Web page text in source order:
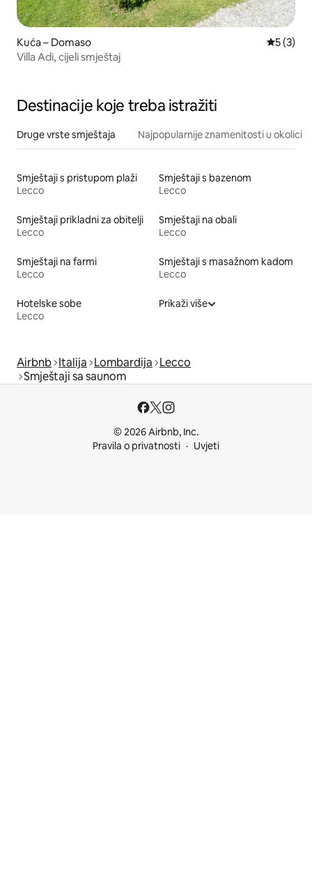
Kuća – Domaso
5 (3)
Villa Adi, cijeli smještaj
Destinacije koje treba istražiti
Druge vrste smještaja Najpopularnije znamenitosti u okolici
Smještaji s pristupom plaži
Lecco
Smještaji s bazenom
Lecco
Smještaji prikladni za obitelji
Lecco
Smještaji na obali
Lecco
Smještaji na farmi
Lecco
Smještaji s masažnom kadom
Lecco
Hotelske sobe
Lecco
Prikaži više
Airbnb Italija Lombardija Lecco
Smještaji sa saunom
© 2026 Airbnb, Inc.
Pravila o privatnosti
Uvjeti